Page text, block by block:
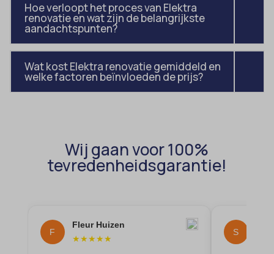
Hoe verloopt het proces van Elektra
renovatie en wat zijn de belangrijkste
aandachtspunten?
Wat kost Elektra renovatie gemiddeld en
welke factoren beïnvloeden de prijs?
Wij gaan voor 100%
tevredenheidsgarantie!
F
Fleur Huizen
★★★★★
S
et-pb-recent-items-font_family
gt_auto_switch
OptanonConsent
wordpress_logged_in_*
wordpress_test_cookie
av_tunnel
blocksy_cookies_consent_accepted
cato_fw_inet
cookie_permission_granted
cookiesEnabled
domain